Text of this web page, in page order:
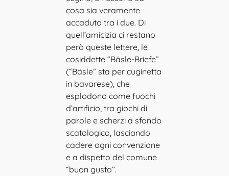
cosa sia veramente
accaduto tra i due. Di
quell’amicizia ci restano
però queste lettere, le
cosiddette “Bäsle-Briefe”
(“Bäsle” sta per cuginetta
in bavarese), che
esplodono come fuochi
d’artificio, tra giochi di
parole e scherzi a sfondo
scatologico, lasciando
cadere ogni convenzione
e a dispetto del comune
“buon gusto”.